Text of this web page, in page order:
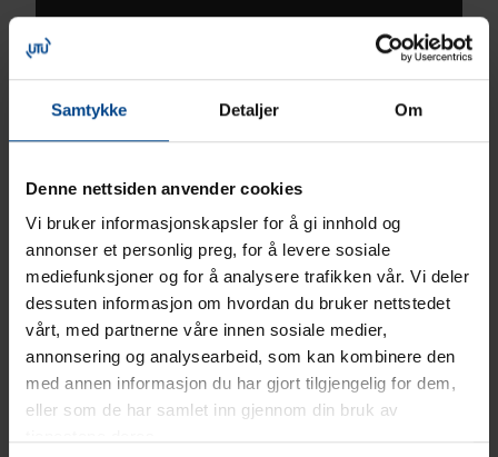
Samtykke Detaljer Om
Denne nettsiden anvender cookies
Vi bruker informasjonskapsler for å gi innhold og
annonser et personlig preg, for å levere sosiale
mediefunksjoner og for å analysere trafikken vår. Vi deler
dessuten informasjon om hvordan du bruker nettstedet
vårt, med partnerne våre innen sosiale medier,
annonsering og analysearbeid, som kan kombinere den
med annen informasjon du har gjort tilgjengelig for dem,
eller som de har samlet inn gjennom din bruk av